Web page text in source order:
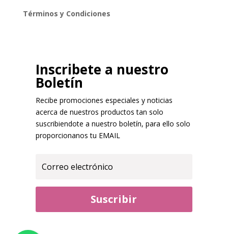
Términos y Condiciones
Inscribete a nuestro
Boletín
Recibe promociones especiales y noticias
acerca de nuestros productos tan solo
suscribiendote a nuestro boletín, para ello solo
proporcionanos tu EMAIL
Suscribir